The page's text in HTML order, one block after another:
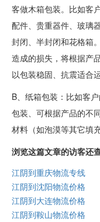
客做木箱包装。比如客
配件、贵重器件、玻璃
封闭、半封闭和花格箱
造成的损失，将根据产
以包装稳固、抗震适合
B、纸箱包装：比如客
包装、可根据产品的不
材料（如泡漠等其它填充
浏览这篇文章的访客还
江阴到重庆物流专线
江阴到沈阳物流价格
江阴到大连物流价格
江阴到鞍山物流价格